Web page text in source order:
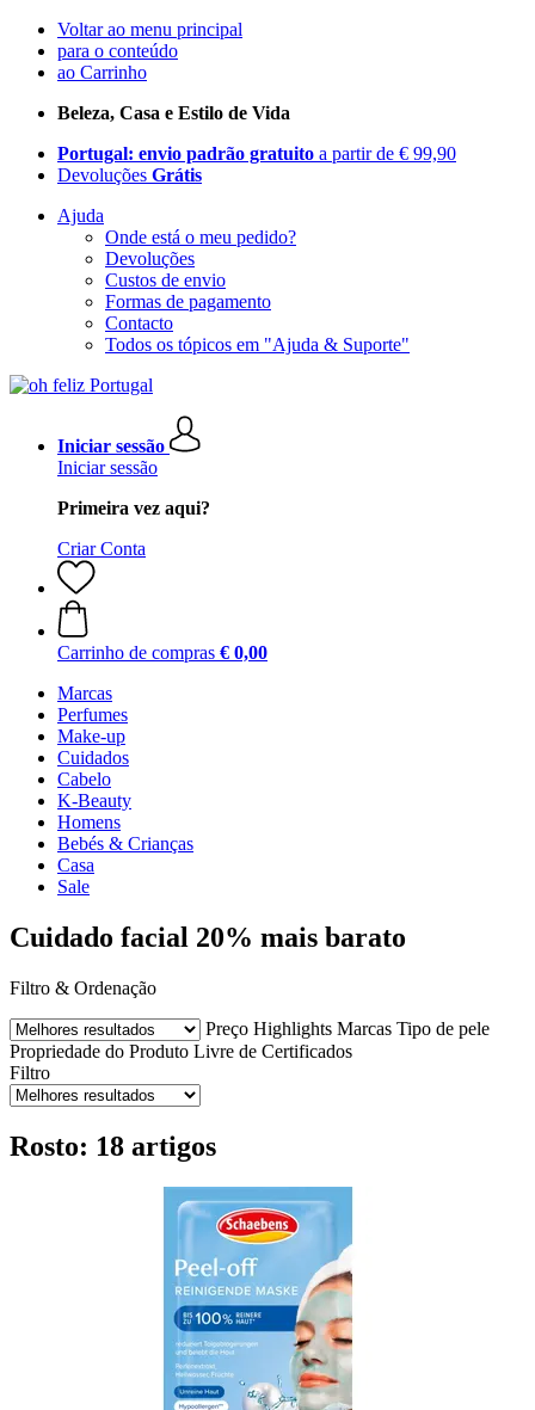
Voltar ao menu principal
para o conteúdo
ao Carrinho
Beleza, Casa e Estilo de Vida
Portugal: envio padrão gratuito a partir de € 99,90
Devoluções Grátis
Ajuda
Onde está o meu pedido?
Devoluções
Custos de envio
Formas de pagamento
Contacto
Todos os tópicos em "Ajuda & Suporte"
Iniciar sessão
Iniciar sessão
Primeira vez aqui?
Criar Conta
Carrinho de compras € 0,00
Marcas
Perfumes
Make-up
Cuidados
Cabelo
K-Beauty
Homens
Bebés & Crianças
Casa
Sale
Cuidado facial 20% mais barato
Filtro & Ordenação
Preço Highlights Marcas Tipo de pele
Propriedade do Produto Livre de Certificados
Filtro
Rosto: 18 artigos